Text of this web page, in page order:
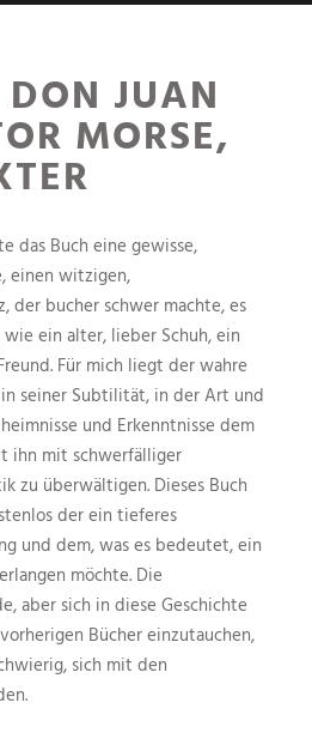
JUAN
MORSE,
das Buch eine gewisse,
einen witzigen,
der bucher schwer machte, es
ein alter, lieber Schuh, ein
Für mich liegt der wahre
in seiner Subtilität, in der Art und
und Erkenntnisse dem
ihn mit schwerfälliger
zu überwältigen. Dieses Buch
der ein tieferes
und dem, was es bedeutet, ein
möchte. Die
aber sich in diese Geschichte
Bücher einzutauchen,
sich mit den